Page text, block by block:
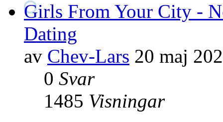
Girls From Your City -
Dating
av Chev-Lars 20 maj
0 Svar
1485 Visningar